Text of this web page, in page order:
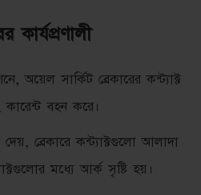
কার্যপ্রণালী
অয়েল সার্কিট ব্রেকারের কন্ট্যাক্ট
বহন করে।
ব্রেকারে কন্ট্যাক্টগুলো আলাদা
মধ্যে আর্ক সৃষ্টি হয়।